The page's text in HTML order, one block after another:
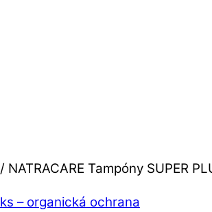
/ NATRACARE Tampóny SUPER